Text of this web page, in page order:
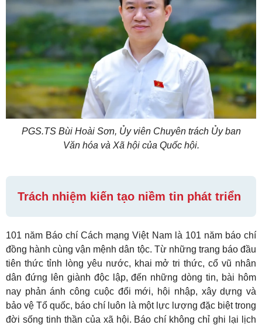
PGS.TS Bùi Hoài Sơn, Ủy viên Chuyên trách Ủy ban
Văn hóa và Xã hội của Quốc hội.
Trách nhiệm kiến tạo niềm tin phát triển
101 năm Báo chí Cách mạng Việt Nam là 101 năm báo chí
đồng hành cùng vận mệnh dân tộc. Từ những trang báo đầu
tiên thức tỉnh lòng yêu nước, khai mở tri thức, cổ vũ nhân
dân đứng lên giành độc lập, đến những dòng tin, bài hôm
nay phản ánh công cuộc đổi mới, hội nhập, xây dựng và
bảo vệ Tổ quốc, báo chí luôn là một lực lượng đặc biệt trong
đời sống tinh thần của xã hội. Báo chí không chỉ ghi lại lịch